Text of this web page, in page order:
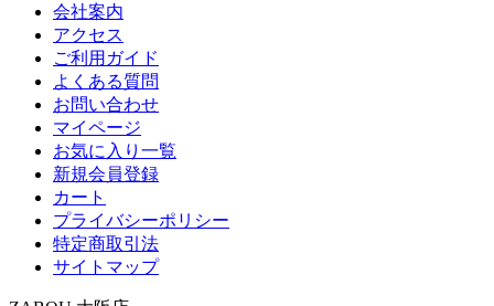
会社案内
アクセス
ご利用ガイド
よくある質問
お問い合わせ
マイページ
お気に入り一覧
新規会員登録
カート
プライバシーポリシー
特定商取引法
サイトマップ